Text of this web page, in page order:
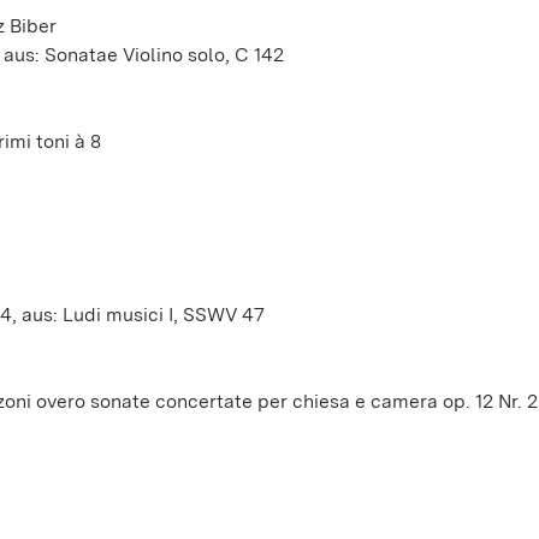
Biber
Sonatae Violino solo, C 142
toni à 8
aus: Ludi musici I, SSWV 47
overo sonate concertate per chiesa e camera op. 12 Nr.